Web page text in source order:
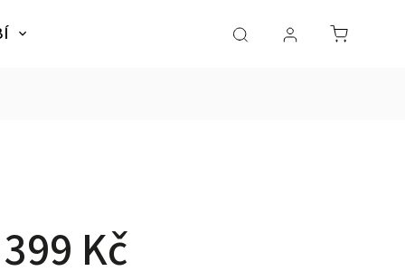
SLADKÉ SNY Dárky pro
Kč